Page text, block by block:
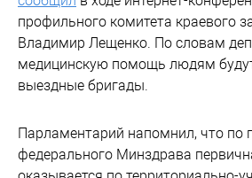
профильного комитета краевого
Владимир Лещенко. По словам
медицинскую помощь людям
выездные бригады.
Парламентарий напомнил, что по
федерального Минздрава